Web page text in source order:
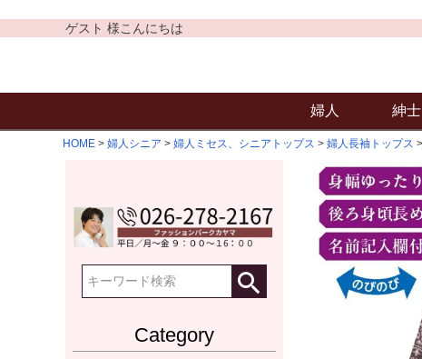
ゲスト 様こんにちは
婦人 紳士
HOME 婦人シニア 婦人ミセス、シニアトップス 婦人長袖トップス
Category